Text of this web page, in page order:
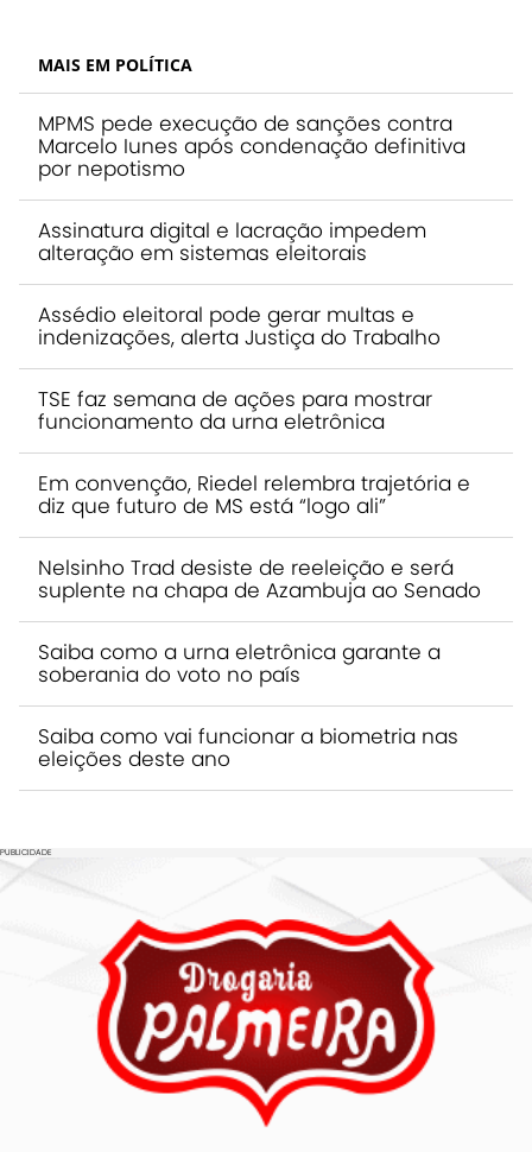
MAIS EM POLÍTICA
MPMS pede execução de sanções contra
Marcelo Iunes após condenação definitiva
por nepotismo
Assinatura digital e lacração impedem
alteração em sistemas eleitorais
Assédio eleitoral pode gerar multas e
indenizações, alerta Justiça do Trabalho
TSE faz semana de ações para mostrar
funcionamento da urna eletrônica
Em convenção, Riedel relembra trajetória e
diz que futuro de MS está “logo ali”
Nelsinho Trad desiste de reeleição e será
suplente na chapa de Azambuja ao Senado
Saiba como a urna eletrônica garante a
soberania do voto no país
Saiba como vai funcionar a biometria nas
eleições deste ano
PUBLICIDADE